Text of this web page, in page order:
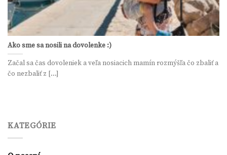
Ako sme sa nosili na dovolenke :)
Začal sa čas dovoleniek a veľa nosiacich mamín rozmýšľa čo zbaliť a
čo nezbaliť z [...]
KATEGÓRIE